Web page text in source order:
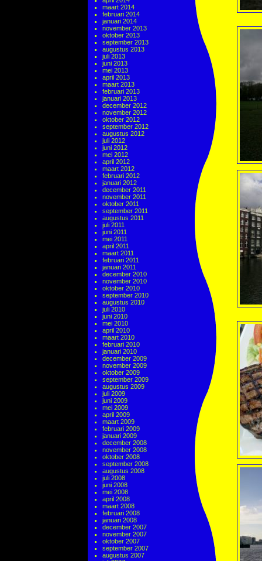
maart 2014
februari 2014
januari 2014
november 2013
oktober 2013
september 2013
augustus 2013
juli 2013
juni 2013
mei 2013
april 2013
maart 2013
februari 2013
januari 2013
december 2012
november 2012
oktober 2012
september 2012
augustus 2012
juli 2012
juni 2012
mei 2012
april 2012
maart 2012
februari 2012
januari 2012
december 2011
november 2011
oktober 2011
september 2011
augustus 2011
juli 2011
juni 2011
mei 2011
april 2011
maart 2011
februari 2011
januari 2011
december 2010
november 2010
oktober 2010
september 2010
augustus 2010
juli 2010
juni 2010
mei 2010
april 2010
maart 2010
februari 2010
januari 2010
december 2009
november 2009
oktober 2009
september 2009
augustus 2009
juli 2009
juni 2009
mei 2009
april 2009
maart 2009
februari 2009
januari 2009
december 2008
november 2008
oktober 2008
september 2008
augustus 2008
juli 2008
juni 2008
mei 2008
april 2008
maart 2008
februari 2008
januari 2008
december 2007
november 2007
oktober 2007
september 2007
augustus 2007